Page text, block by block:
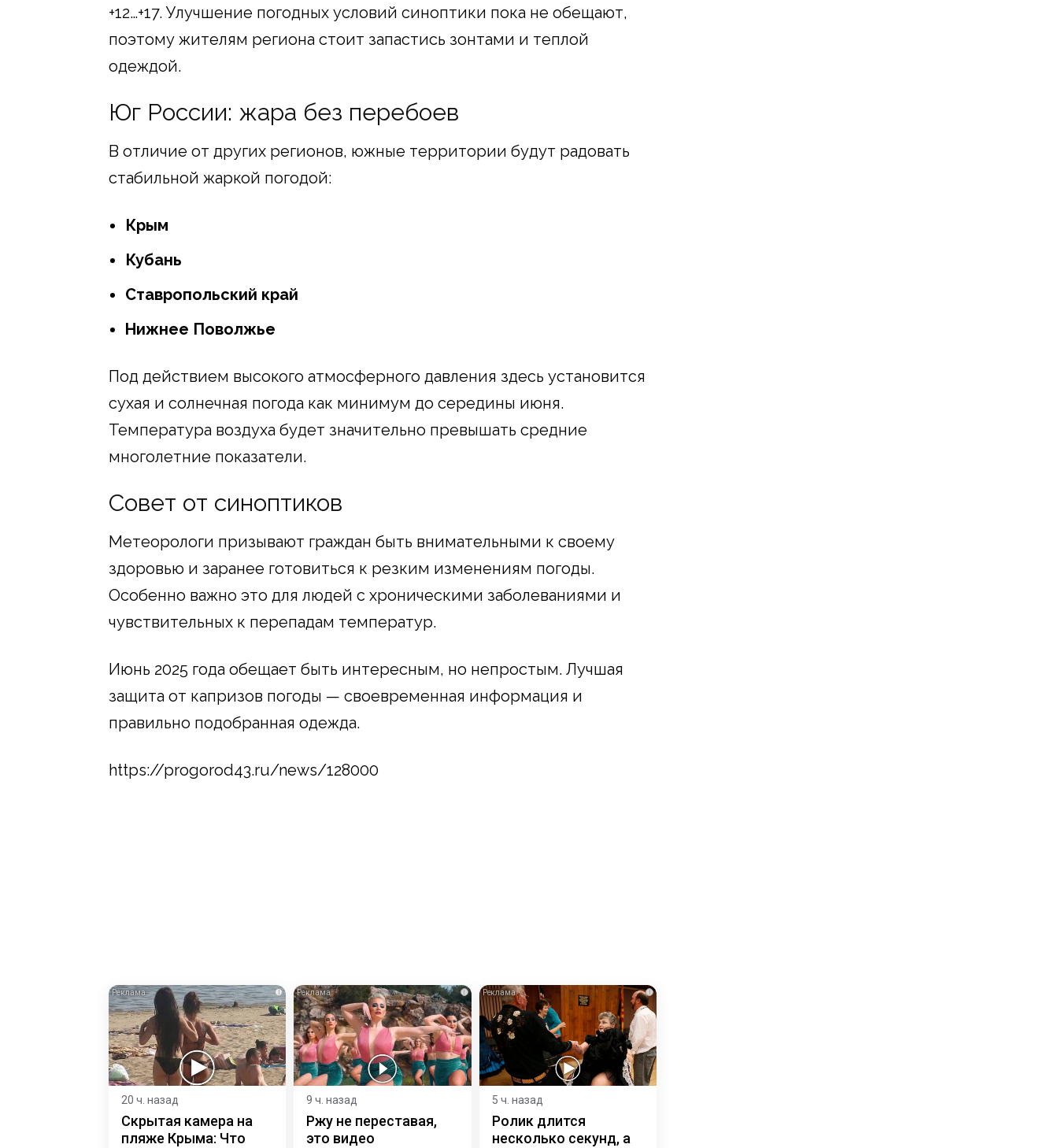
+12…+17. Улучшение погодных условий синоптики пока не обещают,
поэтому жителям региона стоит запастись зонтами и теплой
одеждой.
Юг России: жара без перебоев
В отличие от других регионов, южные территории будут радовать
стабильной жаркой погодой:
Крым
Кубань
Ставропольский край
Нижнее Поволжье
Под действием высокого атмосферного давления здесь установится
сухая и солнечная погода как минимум до середины июня.
Температура воздуха будет значительно превышать средние
многолетние показатели.
Совет от синоптиков
Метеорологи призывают граждан быть внимательными к своему
здоровью и заранее готовиться к резким изменениям погоды.
Особенно важно это для людей с хроническими заболеваниями и
чувствительных к перепадам температур.
Июнь 2025 года обещает быть интересным, но непростым. Лучшая
защита от капризов погоды — своевременная информация и
правильно подобранная одежда.
https://progorod43.ru/news/128000
i
20 ч. назад
Скрытая камера на
пляже Крыма: Что
i
9 ч. назад
Ржу не переставая,
это видео
i
5 ч. назад
Ролик длится
несколько секунд, а